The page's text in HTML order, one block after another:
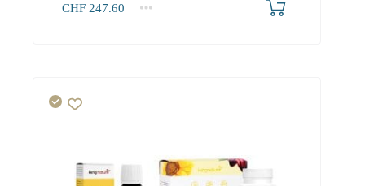
CHF 247.60
1+